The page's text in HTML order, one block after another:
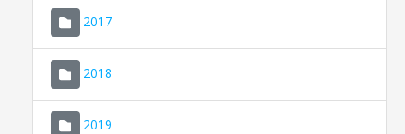
2017
2018
2019